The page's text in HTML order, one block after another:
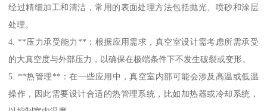
经过精细加工和清洁，常用的表面处理方法包括抛光、喷砂和涂层
处理。
4. **压力承受能力**：根据应用需求，真空室设计需考虑所需承受
的大真空度与外部压力，以确保在极端条件下不发生破裂或变形。
5. **热管理**：在一些应用中，真空室内部可能会涉及高温或低温
操作，因此需要设计合适的热管理系统，比如加热器或冷却系统，